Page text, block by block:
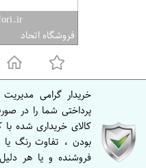
فروشگاه اتحاد
خریدار گرامی
پرداختی شما را در
کالای خریداری شده
بودن ، تفاوت رنگ یا
فروشنده و یا هر